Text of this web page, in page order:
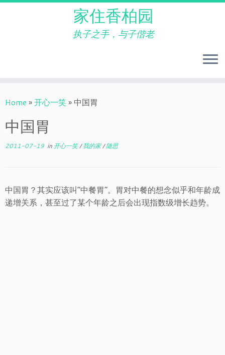
to
家住香柏园
执子之手，与子偕老
Home »开心一笑» 中国胃
中国胃
2011-07-19 in 开心一笑/我的家/随思
中国胃？其实应该叫“中餐胃”。胃对中餐的想念似乎和年龄成
递增关系，甚至过了某个年龄之后会出现指数级增长趋势。